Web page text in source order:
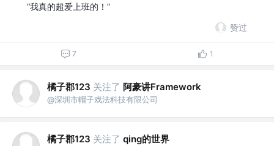
“我真的超爱上班的！”
赞过
7 1
橘子郡123 关注了 阿豪讲Framework
@深圳市帽子戏法科技有限公司
橘子郡123 关注了 qing的世界